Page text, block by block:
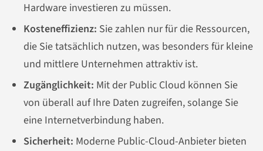
Hardware investieren zu müssen.
Kosteneffizienz: Sie zahlen nur für die Ressourcen,
die Sie tatsächlich nutzen, was besonders für kleine
und mittlere Unternehmen attraktiv ist.
Zugänglichkeit: Mit der Public Cloud können Sie
von überall auf Ihre Daten zugreifen, solange Sie
eine Internetverbindung haben.
Sicherheit: Moderne Public-Cloud-Anbieter bieten